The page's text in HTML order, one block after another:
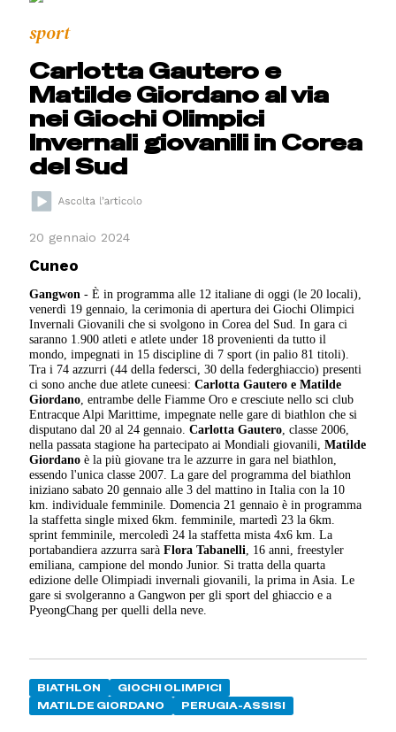
sport
Carlotta Gautero e
Matilde Giordano al via
nei Giochi Olimpici
Invernali giovanili in Corea
del Sud
20 gennaio 2024
Cuneo
Gangwon - È in programma alle 12 italiane di oggi (le 20 locali),
venerdì 19 gennaio, la cerimonia di apertura dei Giochi Olimpici
Invernali Giovanili che si svolgono in Corea del Sud. In gara ci
saranno 1.900 atleti e atlete under 18 provenienti da tutto il
mondo, impegnati in 15 discipline di 7 sport (in palio 81 titoli).
Tra i 74 azzurri (44 della federsci, 30 della federghiaccio) presenti
ci sono anche due atlete cuneesi:Carlotta Gautero e Matilde
Giordano , entrambe delle Fiamme Oro e cresciute nello sci club
Entracque Alpi Marittime, impegnate nelle gare di biathlon che si
disputano dal 20 al 24 gennaio.Carlotta Gautero , classe 2006,
nella passata stagione ha partecipato ai Mondiali giovanili,Matilde
Giordano è la più giovane tra le azzurre in gara nel biathlon,
essendo l'unica classe 2007. La gare del programma del biathlon
iniziano sabato 20 gennaio alle 3 del mattino in Italia con la 10
km. individuale femminile. Domencia 21 gennaio è in programma
la staffetta single mixed 6km. femminile, martedì 23 la 6km.
sprint femminile, mercoledì 24 la staffetta mista 4x6 km. La
portabandiera azzurra saràFlora Tabanelli , 16 anni, freestyler
emiliana, campione del mondo Junior. Si tratta della quarta
edizione delle Olimpiadi invernali giovanili, la prima in Asia. Le
gare si svolgeranno a Gangwon per gli sport del ghiaccio e a
PyeongChang per quelli della neve.
BIATHLON
GIOCHI OLIMPICI
MATILDE GIORDANO
PERUGIA-ASSISI